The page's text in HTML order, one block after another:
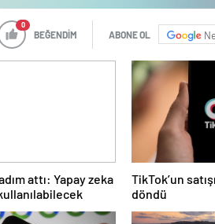
0
BEĞENDİM ABONE OL
attı: Yapay zeka
TikTok’un
döndü